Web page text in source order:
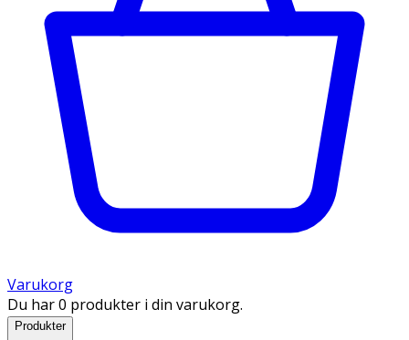
Varukorg
Du har 0 produkter i din varukorg.
Produkter